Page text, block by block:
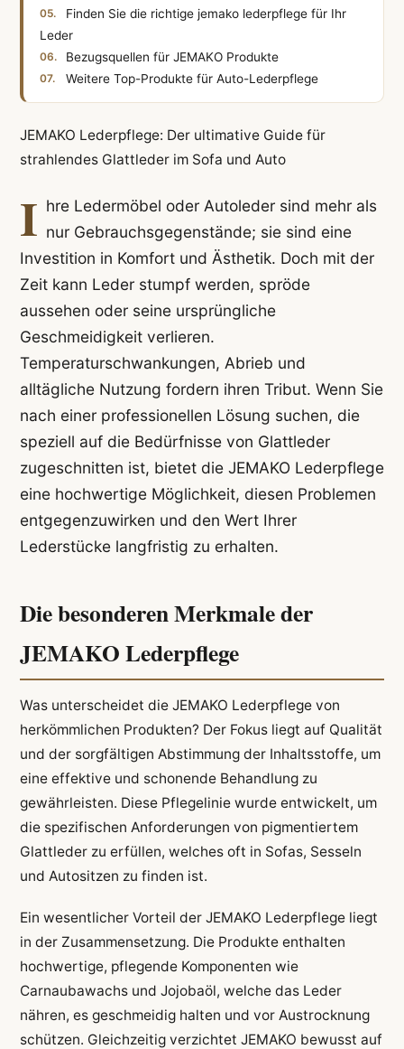
Finden Sie die richtige jemako lederpflege für Ihr
Leder
Bezugsquellen für JEMAKO Produkte
Weitere Top-Produkte für Auto-Lederpflege
JEMAKO Lederpflege: Der ultimative Guide für
strahlendes Glattleder im Sofa und Auto
I hre Ledermöbel oder Autoleder sind mehr als
nur Gebrauchsgegenstände; sie sind eine
Investition in Komfort und Ästhetik. Doch mit der
Zeit kann Leder stumpf werden, spröde
aussehen oder seine ursprüngliche
Geschmeidigkeit verlieren.
Temperaturschwankungen, Abrieb und
alltägliche Nutzung fordern ihren Tribut. Wenn Sie
nach einer professionellen Lösung suchen, die
speziell auf die Bedürfnisse von Glattleder
zugeschnitten ist, bietet die JEMAKO Lederpflege
eine hochwertige Möglichkeit, diesen Problemen
entgegenzuwirken und den Wert Ihrer
Lederstücke langfristig zu erhalten.
Die besonderen Merkmale der
JEMAKO Lederpflege
Was unterscheidet die JEMAKO Lederpflege von
herkömmlichen Produkten? Der Fokus liegt auf Qualität
und der sorgfältigen Abstimmung der Inhaltsstoffe, um
eine effektive und schonende Behandlung zu
gewährleisten. Diese Pflegelinie wurde entwickelt, um
die spezifischen Anforderungen von pigmentiertem
Glattleder zu erfüllen, welches oft in Sofas, Sesseln
und Autositzen zu finden ist.
Ein wesentlicher Vorteil der JEMAKO Lederpflege liegt
in der Zusammensetzung. Die Produkte enthalten
hochwertige, pflegende Komponenten wie
Carnaubawachs und Jojobaöl, welche das Leder
nähren, es geschmeidig halten und vor Austrocknung
schützen. Gleichzeitig verzichtet JEMAKO bewusst auf